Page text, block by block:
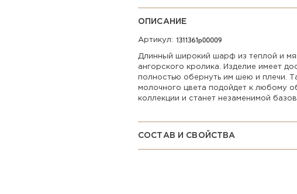
ОПИСАНИЕ
Артикул:
Длинный широкий шарф из теплой и
ангорского кролика. Изделие имеет
полностью обернуть им шею и плечи.
молочного цвета подойдет к любому
коллекции и станет незаменимой
СОСТАВ И СВОЙСТВА